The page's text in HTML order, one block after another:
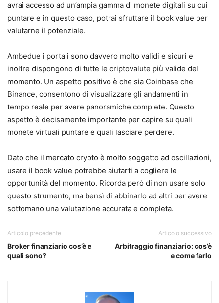
avrai accesso ad un’ampia gamma di monete digitali su cui
puntare e in questo caso, potrai sfruttare il book value per
valutarne il potenziale.
Ambedue i portali sono davvero molto validi e sicuri e
inoltre dispongono di tutte le criptovalute più valide del
momento. Un aspetto positivo è che sia Coinbase che
Binance, consentono di visualizzare gli andamenti in
tempo reale per avere panoramiche complete. Questo
aspetto è decisamente importante per capire su quali
monete virtuali puntare e quali lasciare perdere.
Dato che il mercato crypto è molto soggetto ad oscillazioni,
usare il book value potrebbe aiutarti a cogliere le
opportunità del momento. Ricorda però di non usare solo
questo strumento, ma bensì di abbinarlo ad altri per avere
sottomano una valutazione accurata e completa.
Articolo precedente
Broker finanziario cos’è e
quali sono?
Articolo successivo
Arbitraggio finanziario: cos’è
e come farlo